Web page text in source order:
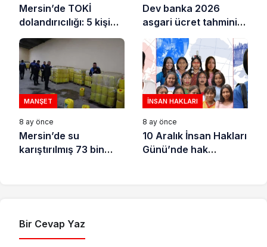
Mersin’de TOKİ
dolandırıcılığı: 5 kişi
tutuklandı
Dev banka 2026
asgari ücret tahminini
açıkladı
MANŞET
8 ay önce
Mersin’de su
karıştırılmış 73 bin
İNSAN HAKLARI
8 ay önce
10 Aralık İnsan Hakları
Günü’nde hak
Bir Cevap Yaz